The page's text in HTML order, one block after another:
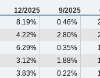
12/2025 9/2025
8.19% 0.46%
4.22% 2.80%
6.29% 0.35%
3.12% 1.88%
3.83% 0.22%